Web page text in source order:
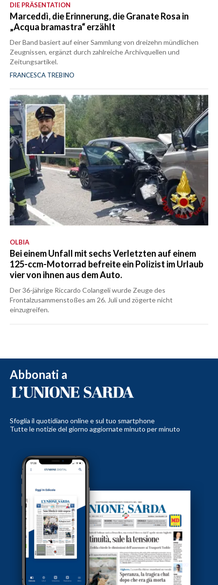
DIE PRÄSENTATION
Marceddì, die Erinnerung, die Granate Rosa in
„Acqua bramastra“ erzählt
Der Band basiert auf einer Sammlung von dreizehn mündlichen
Zeugnissen, ergänzt durch zahlreiche Archivquellen und
Zeitungsartikel.
FRANCESCA TREBINO
OLBIA
Bei einem Unfall mit sechs Verletzten auf einem
125-ccm-Motorrad befreite ein Polizist im Urlaub
vier von ihnen aus dem Auto.
Der 36-jährige Riccardo Colangeli wurde Zeuge des
Frontalzusammenstoßes am 26. Juli und zögerte nicht
einzugreifen.
Abbonati a
Sfoglia il quotidiano online e sul tuo smartphone
Tutte le notizie del giorno aggiornate minuto per minuto